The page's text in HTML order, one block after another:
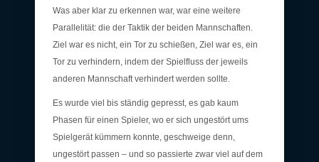
Was aber klar zu erkennen war, war eine weitere
Parallelität: die der Taktik der beiden Mannschaften.
Ziel war es nicht, ein Tor zu schießen, Ziel war es, ein
Tor zu verhindern, indem der Spielfluss der jeweils
anderen Mannschaft verhindert werden sollte.
Es wurde viel bis ständig gepresst, es gab kaum
Phasen für einen Spieler, wo er sich ungestört ums
Spielgerät kümmern konnte, geschweige denn,
ungestört passen – und so passierte zwar viel auf dem